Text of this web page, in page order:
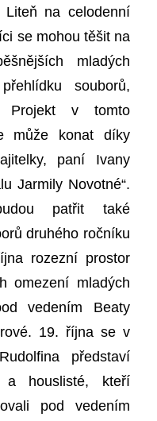
Liteň na celodenní
se mohou těšit na
mladých
souborů,
v tomto
může konat díky
paní Ivany
Jarmily Novotné“.
patřit také
druhého ročníku
rozezní prostor
omezení mladých
vedením Beaty
19. října se v
představí
a houslisté, kteří
pod vedením